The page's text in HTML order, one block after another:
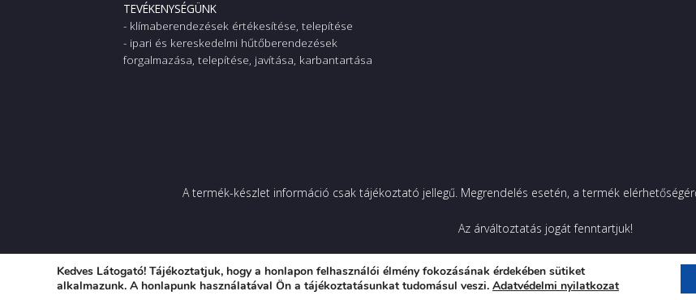
TEVÉKENYSÉGÜNK
- klímaberendezések értékesítése, telepítése
- ipari és kereskedelmi hűtőberendezések
forgalmazása, telepítése, javítása, karbantartása
A termék-készlet információ csak tájékoztató jellegű. Megrendelés esetén, a termék
Az árváltoztatás jogát fenntartjuk!
2026FrigoTherm Kft © Minden jog fenntartva. A
Kedves Látogató! Tájékoztatjuk, hogy a honlapon felhasználói élmény fokozásának érdekében sütiket
alkalmazunk. A honlapunk használatával Ön a tájékoztatásunkat tudomásul veszi. Adatvédelmi nyilatkozat